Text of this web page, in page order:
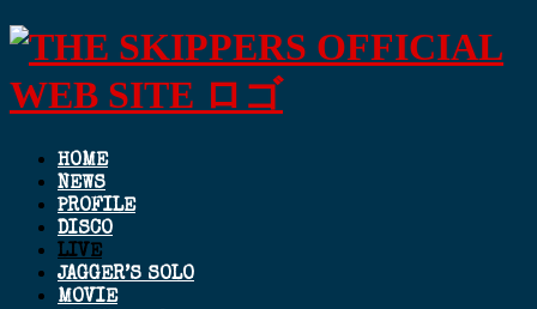
HOME
NEWS
PROFILE
DISCO
LIVE
JAGGER’S SOLO
MOVIE